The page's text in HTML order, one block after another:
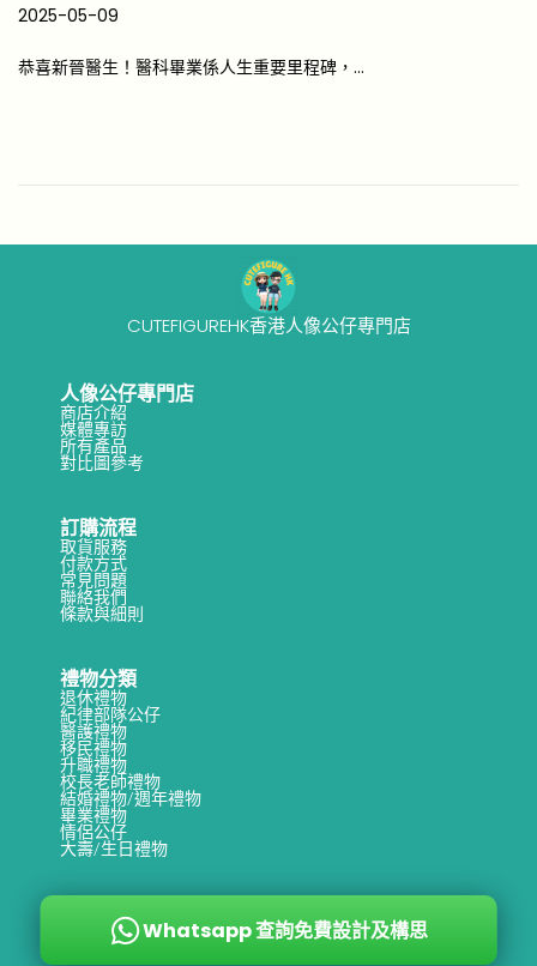
Whatsapp 查詢免費設計及構思
P
s
n
2025-05-09
2
-
7
恭喜新晉醫生！醫科畢業係人生重要里程碑，…
CUTEFIGUREHK香港人像公仔專門店
人像公仔專門店
商店介紹
媒體專訪
所有產品
對比圖參考
訂購流程
取貨服務
付款方式
常見問題
聯絡我們
條款與細則
禮物分類
退休禮物
紀律部隊公仔
醫護禮物
移民禮物
升職禮物
校長老師禮物
結婚禮物/週年禮物
畢業禮物
情侶公仔
大壽/生日禮物